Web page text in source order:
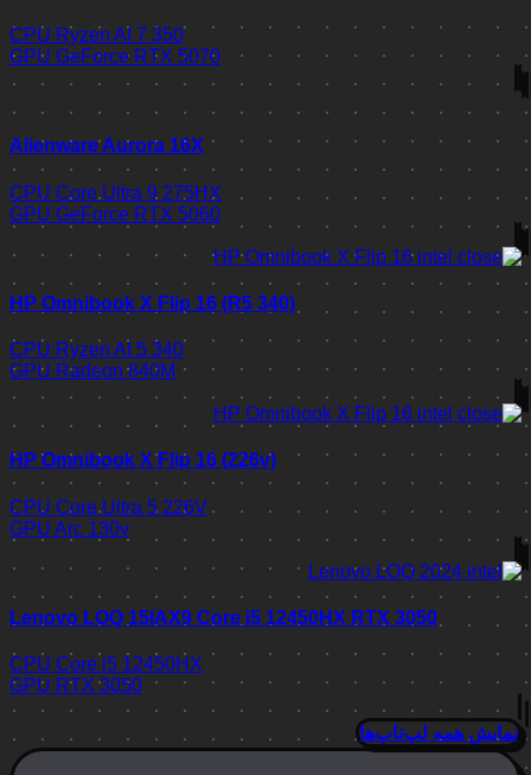
CPU Ryzen AI 7 350
GPU GeForce RTX 5070
Alienware Aurora 16X
CPU Core Ultra 9 275HX
GPU GeForce RTX 5060
HP Omnibook X Flip 16 (R5 340)
CPU Ryzen AI 5 340
GPU Radeon 840M
HP Omnibook X Flip 16 (226v)
CPU Core Ultra 5 226V
GPU Arc 130v
Lenovo LOQ 15IAX9 Core i5 12450HX RTX 3050
CPU Core i5 12450HX
GPU RTX 3050
نمایش همه لپ‌تاپ‌ها